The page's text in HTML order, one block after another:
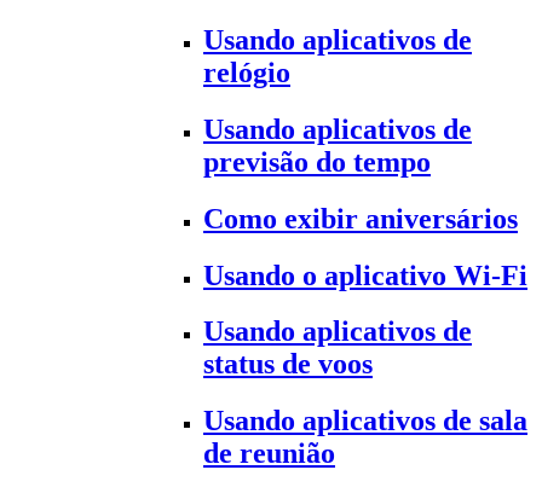
Usando aplicativos de
relógio
Usando aplicativos de
previsão do tempo
Como exibir aniversários
Usando o aplicativo Wi-Fi
Usando aplicativos de
status de voos
Usando aplicativos de sala
de reunião